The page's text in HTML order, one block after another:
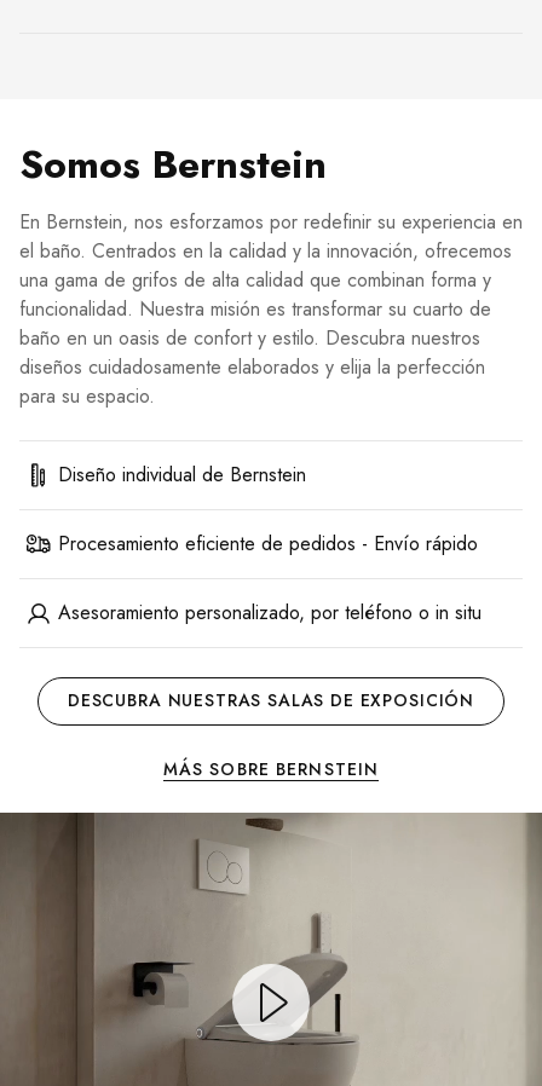
Somos Bernstein
En Bernstein, nos esforzamos por redefinir su experiencia en
el baño. Centrados en la calidad y la innovación, ofrecemos
una gama de grifos de alta calidad que combinan forma y
funcionalidad. Nuestra misión es transformar su cuarto de
baño en un oasis de confort y estilo. Descubra nuestros
diseños cuidadosamente elaborados y elija la perfección
para su espacio.
Diseño individual de Bernstein
Procesamiento eficiente de pedidos - Envío rápido
Asesoramiento personalizado, por teléfono o in situ
DESCUBRA NUESTRAS SALAS DE EXPOSICIÓN
MÁS SOBRE BERNSTEIN